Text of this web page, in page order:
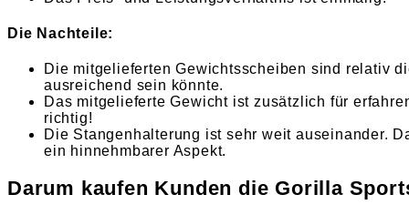
Die Nachteile:
Die mitgelieferten Gewichtsscheiben sind relativ
ausreichend sein könnte.
Das mitgelieferte Gewicht ist zusätzlich für
richtig!
Die Stangenhalterung ist sehr weit auseinander.
ein hinnehmbarer Aspekt.
Darum kaufen Kunden die Gorilla